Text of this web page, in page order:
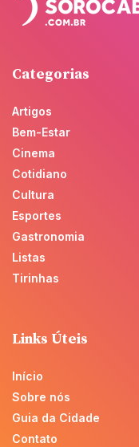
Categorias
Artigos
Bem-Estar
Cinema
Cotidiano
Cultura
Esportes
Gastronomia
Listas
Tirinhas
Links Úteis
Início
Sobre nós
Guia da Cidade
Contato